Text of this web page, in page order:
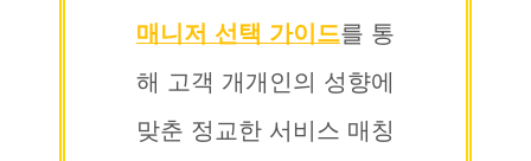
매니저 선택 가이드를 통
해 고객 개개인의 성향에
맞춘 정교한 서비스 매칭